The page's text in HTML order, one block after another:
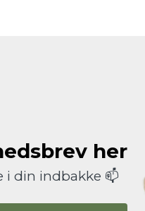
her
i din indbakke 📫